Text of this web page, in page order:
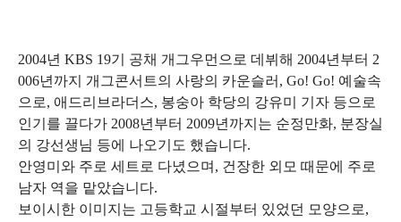
2004년 KBS 19기 공채 개그우먼으로 데뷔해 2004년부터 2
006년까지 개그콘서트의 사랑의 카운슬러, Go! Go! 예술속
으로, 애드리브라더스, 봉숭아 학당의 강유미 기자 등으로
인기를 끌다가 2008년부터 2009년까지는 순정만화, 분장실
의 강선생님 등에 나오기도 했습니다.
안영미와 주로 세트로 다녔으며, 건장한 외모 때문에 주로
남자 역을 맡았습니다.
보이시한 이미지는 고등학교 시절부터 있었던 모양으로,